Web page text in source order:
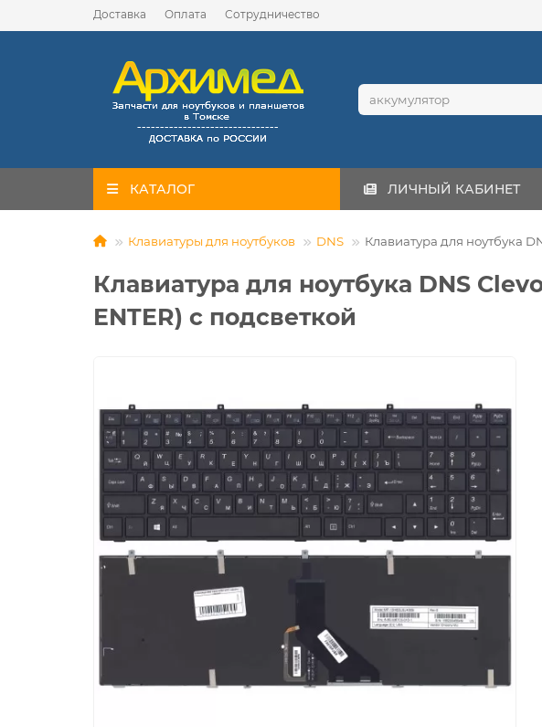
Доставка Оплата Сотрудничество
КАТАЛОГ ЛИЧНЫЙ КАБИНЕТ
Клавиатуры для ноутбуков DNS Клавиатура для ноутбука
Клавиатура для ноутбука DNS
ENTER) с подсветкой